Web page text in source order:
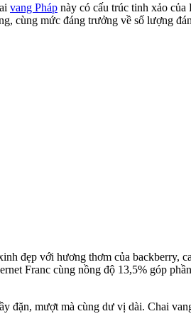
vang Pháp này có cấu trúc tinh xảo của
cùng mức đáng trưởng về số lượng
đẹp với hương thơm của backberry,
Franc cùng nồng độ 13,5% góp
đặn, mượt mà cùng dư vị dài. Chai